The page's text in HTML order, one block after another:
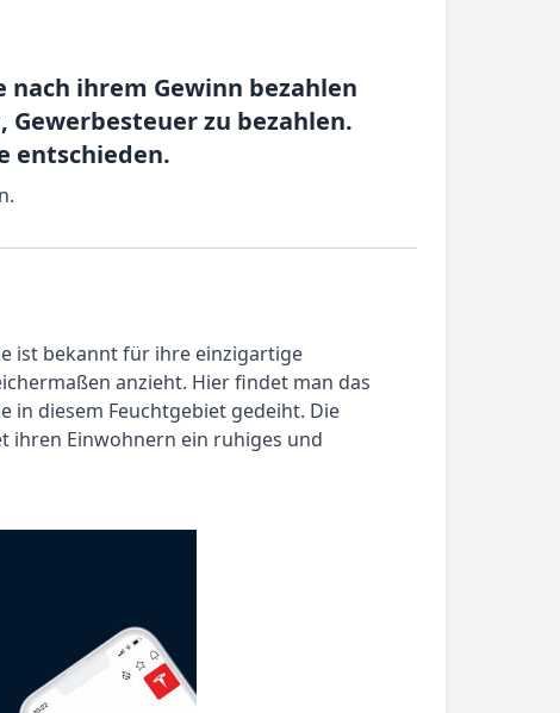
ihrem Gewinn bezahlen
zu bezahlen.
entschieden.
ist bekannt für ihre einzigartige
anzieht. Hier findet man das
in diesem Feuchtgebiet gedeiht. Die
ihren Einwohnern ein ruhiges und